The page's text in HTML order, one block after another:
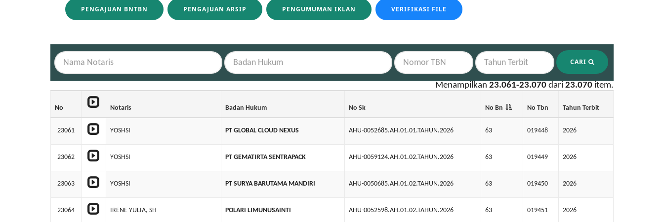
PENGAJUAN BNTBN PENGAJUAN ARSIP PENGUMUMAN IKLAN VERIFIKASI FILE
CARI
Menampilkan 23.061-23.070 dari 23.070 item.
No Notaris Badan Hukum No Sk No Bn No Tbn Tahun Terbit
23061 YOSHSI PT GLOBAL CLOUD NEXUS AHU-0052685.AH.01.01.TAHUN.2026 63 019448 2026
23062 YOSHSI PT GEMATIRTA SENTRAPACK AHU-0059124.AH.01.02.TAHUN.2026 63 019449 2026
23063 YOSHSI PT SURYA BARUTAMA MANDIRI AHU-0050685.AH.01.02.TAHUN.2026 63 019450 2026
23064 IRENE YULIA, SH POLARI LIMUNUSAINTI AHU-0052598.AH.01.02.TAHUN.2026 63 019451 2026